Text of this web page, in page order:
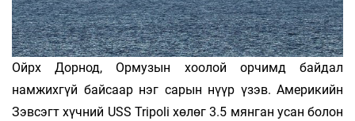
Ойрх Дорнод, Ормузын хоолой орчимд байдал
намжихгүй байсаар нэг сарын нүүр үзэв. Америкийн
Зэвсэгт хүчний USS Tripoli хөлөг 3.5 мянган усан болон